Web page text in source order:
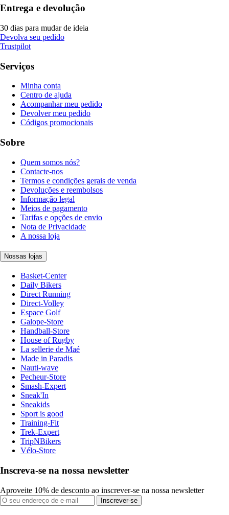
Entrega e devolução
30 dias para mudar de ideia
Devolva seu pedido
Trustpilot
Serviços
Minha conta
Centro de ajuda
Acompanhar meu pedido
Devolver meu pedido
Códigos promocionais
Sobre
Quem somos nós?
Contacte-nos
Termos e condições gerais de venda
Devoluções e reembolsos
Informação legal
Meios de pagamento
Tarifas e opções de envio
Nota de Privacidade
A nossa loja
Nossas lojas
Basket-Center
Daily Bikers
Direct Running
Direct-Volley
Espace Golf
Galope-Store
Handball-Store
House of Rugby
La sellerie de Maé
Made in Paradis
Nauti-wave
Pecheur-Store
Smash-Expert
Sneak'In
Sneakids
Sport is good
Training-Fit
Trek-Expert
TripNBikers
Vélo-Store
Inscreva-se na nossa newsletter
Aproveite 10% de desconto ao inscrever-se na nossa newsletter
Inscrever-se